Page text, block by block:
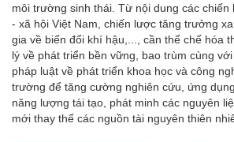
môi trường sinh thái. Từ nội dung các
- xã hội Việt Nam, chiến lược tăng trưởng
gia về biến đổi khí hậu,..., cần thể chế hóa
lý về phát triển bền vững, bao trùm cùng
pháp luật về phát triển khoa học và công
trường để tăng cường nghiên cứu, ứng
năng lượng tái tạo, phát minh các nguyên
mới thay thế các nguồn tài nguyên thiên